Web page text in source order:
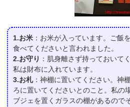
1.お米 ：お米が入っています。ご飯
食べてくださいと言われました。
2.お守り ：肌身離さず持っておいて
私は財布に入れています。
3.お札：神棚に置いてください。神
ろに置いてくださいとのこと。私の
ブジェを置くガラスの棚があるので